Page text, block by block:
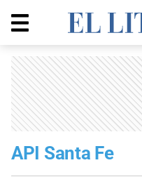
API Santa Fe